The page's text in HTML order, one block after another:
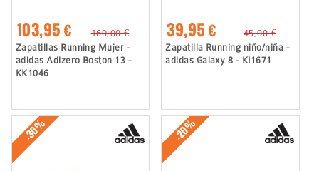
103,95 €
160,00 €
Zapatillas Running Mujer -
adidas Adizero Boston 13 -
KK1046
39,95 €
45,00 €
Zapatilla Running niño/niña -
adidas Galaxy 8 - KI1671
-30% -20%